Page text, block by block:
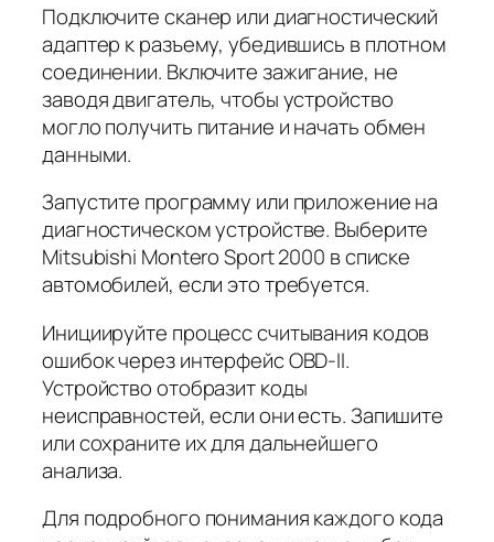
Подключите сканер или диагностический
адаптер к разъему, убедившись в плотном
соединении. Включите зажигание, не
заводя двигатель, чтобы устройство
могло получить питание и начать обмен
данными.
Запустите программу или приложение на
диагностическом устройстве. Выберите
Mitsubishi Montero Sport 2000 в списке
автомобилей, если это требуется.
Инициируйте процесс считывания кодов
ошибок через интерфейс OBD-II.
Устройство отобразит коды
неисправностей, если они есть. Запишите
или сохраните их для дальнейшего
анализа.
Для подробного понимания каждого кода